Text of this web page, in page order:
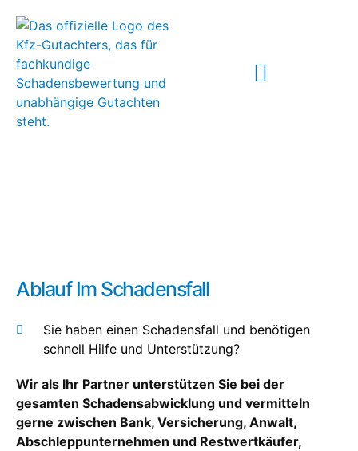
Ablauf Im Schadensfall
Sie haben einen Schadensfall und benötigen
schnell Hilfe und Unterstützung?
Wir als Ihr Partner unterstützen Sie bei der
gesamten Schadensabwicklung und vermitteln
gerne zwischen Bank, Versicherung, Anwalt,
Abschleppunternehmen und Restwertkäufer,